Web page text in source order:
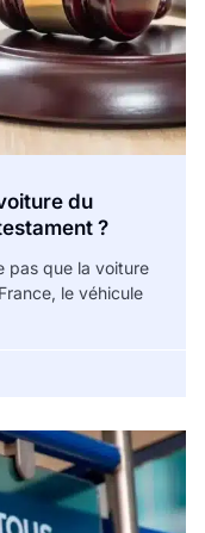
du
?
pas que la voiture
le véhicule